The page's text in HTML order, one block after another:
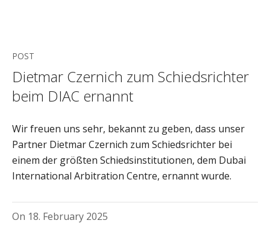
POST
Dietmar Czernich zum Schiedsrichter
beim DIAC ernannt
Wir freuen uns sehr, bekannt zu geben, dass unser
Partner Dietmar Czernich zum Schiedsrichter bei
einem der größten Schiedsinstitutionen, dem Dubai
International Arbitration Centre, ernannt wurde.
On 18. February 2025